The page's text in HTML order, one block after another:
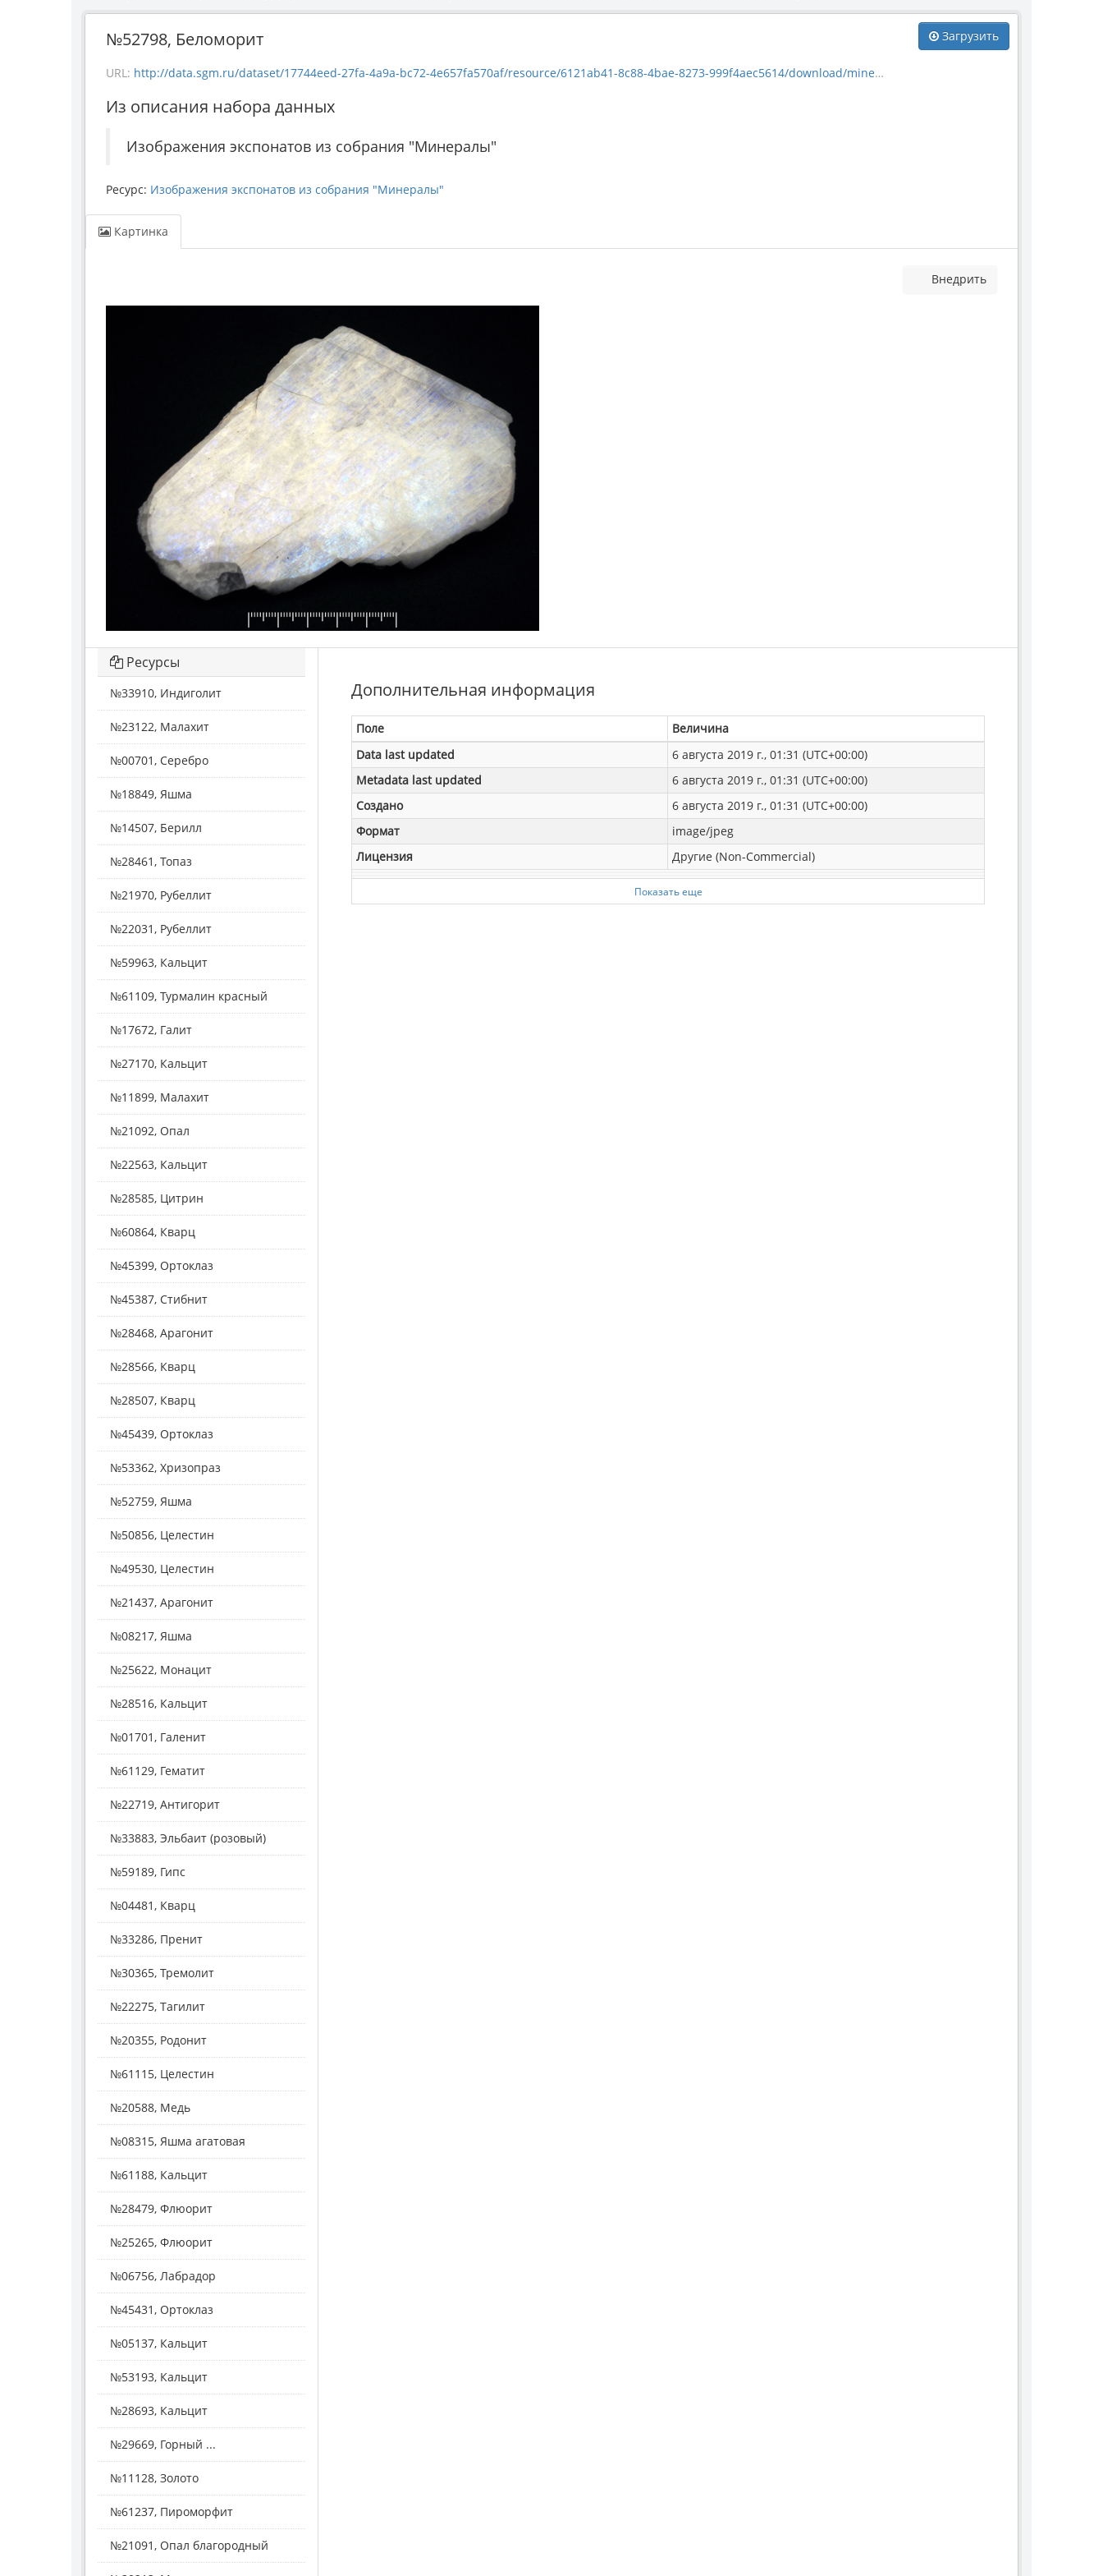
Загрузить
№52798, Беломорит
URL: http://data.sgm.ru/dataset/17744eed-27fa-4a9a-bc72-4e657fa570af/resource/6121ab41-8c88-4bae-8273-999f4aec5614/download/mineral_52798.jpg
Из описания набора данных
Изображения экспонатов из собрания "Минералы"
Ресурс: Изображения экспонатов из собрания "Минералы"
Картинка
Внедрить
Дополнительная информация
Поле
Величина
Data last updated
6 августа 2019 г., 01:31 (UTC+00:00)
Metadata last updated
6 августа 2019 г., 01:31 (UTC+00:00)
Создано
6 августа 2019 г., 01:31 (UTC+00:00)
Формат
image/jpeg
Лицензия
Другие (Non-Commercial)
Показать еще
Ресурсы
№33910, Индиголит
№23122, Малахит
№00701, Серебро
№18849, Яшма
№14507, Берилл
№28461, Топаз
№21970, Рубеллит
№22031, Рубеллит
№59963, Кальцит
№61109, Турмалин красный
№17672, Галит
№27170, Кальцит
№11899, Малахит
№21092, Опал
№22563, Кальцит
№28585, Цитрин
№60864, Кварц
№45399, Ортоклаз
№45387, Стибнит
№28468, Арагонит
№28566, Кварц
№28507, Кварц
№45439, Ортоклаз
№53362, Хризопраз
№52759, Яшма
№50856, Целестин
№49530, Целестин
№21437, Арагонит
№08217, Яшма
№25622, Монацит
№28516, Кальцит
№01701, Галенит
№61129, Гематит
№22719, Антигорит
№33883, Эльбаит (розовый)
№59189, Гипс
№04481, Кварц
№33286, Пренит
№30365, Тремолит
№22275, Тагилит
№20355, Родонит
№61115, Целестин
№20588, Медь
№08315, Яшма агатовая
№61188, Кальцит
№28479, Флюорит
№25265, Флюорит
№06756, Лабрадор
№45431, Ортоклаз
№05137, Кальцит
№53193, Кальцит
№28693, Кальцит
№29669, Горный ...
№11128, Золото
№61237, Пироморфит
№21091, Опал благородный